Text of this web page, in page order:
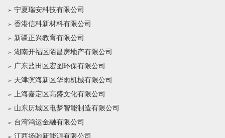
宁夏瑞安科技有限公司
香港信科新材料有限公司
新疆正兴教育有限公司
湖南开福区陌昌房地产有限公司
广东盐田区宏图环保有限公司
天津滨海新区华雨机械有限公司
上海嘉定区高盛文化有限公司
山东历城区电梦智能制造有限公司
台湾鸿运金融有限公司
江西扬驰新能源有限公司